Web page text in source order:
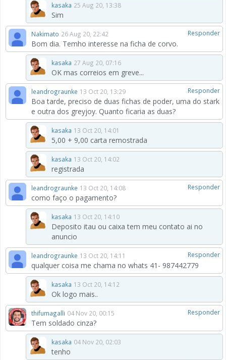
kasaka 25 Aug 20, 13:38
Sim
Responder
Nakimato 26 Aug 20, 22:42
Bom dia. Temho interesse na ficha de corvo.
kasaka 27 Aug 20, 07:16
OK mas correios em greve...
Responder
leandrograunke 13 Oct 20, 13:29
Boa tarde, preciso de duas fichas de poder, uma do stark
e outra dos greyjoy. Quanto ficaria as duas?
kasaka 13 Oct 20, 14:01
5,00 + 9,00 carta remostrada
kasaka 13 Oct 20, 14:02
registrada
Responder
leandrograunke 13 Oct 20, 14:08
como faço o pagamento?
kasaka 13 Oct 20, 14:10
Deposito itau ou caixa tem meu contato ai no
anuncio
Responder
leandrograunke 13 Oct 20, 14:11
qualquer coisa me chama no whats 41- 987442779
kasaka 13 Oct 20, 14:12
Ok logo mais..
Responder
thifumagalli 04 Nov 20, 00:15
Tem soldado cinza?
kasaka 04 Nov 20, 02:03
tenho